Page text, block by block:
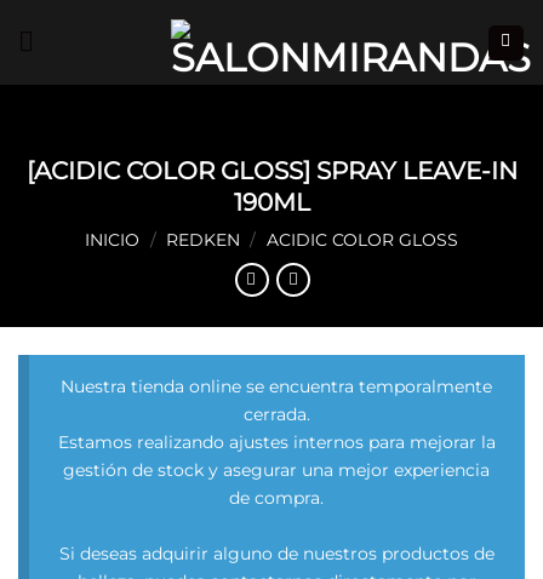
[ACIDIC COLOR GLOSS] SPRAY LEAVE-IN
190ML
INICIO / REDKEN / ACIDIC COLOR GLOSS
Nuestra tienda online se encuentra temporalmente
cerrada.
Estamos realizando ajustes internos para mejorar la
gestión de stock y asegurar una mejor experiencia
de compra.
Si deseas adquirir alguno de nuestros productos de